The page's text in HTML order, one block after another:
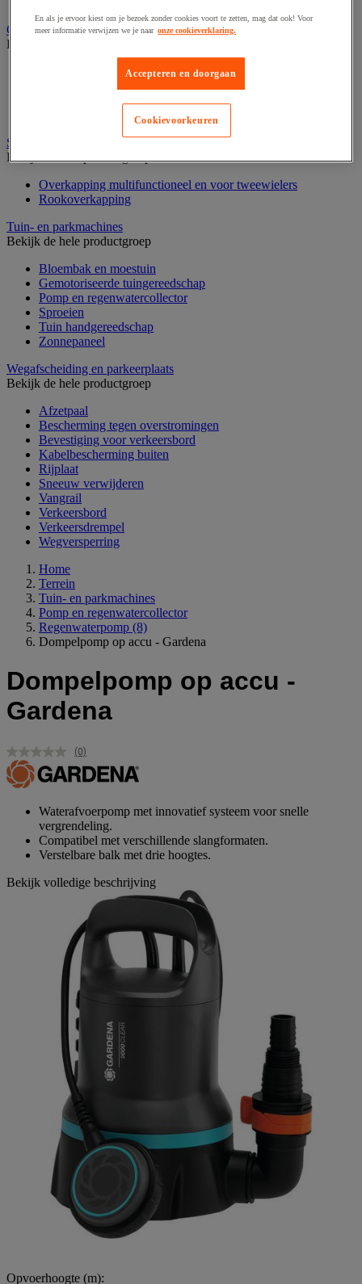
Gevelvlaggen
Bekijk de hele productgroep
Stedelijke overkapping
Bekijk de hele productgroep
Overkapping multifunctioneel en voor tweewielers
Rookoverkapping
Tuin- en parkmachines
Bekijk de hele productgroep
Bloembak en moestuin
Gemotoriseerde tuingereedschap
Pomp en regenwatercollector
Sproeien
Tuin handgereedschap
Zonnepaneel
Wegafscheiding en parkeerplaats
Bekijk de hele productgroep
Afzetpaal
Bescherming tegen overstromingen
Bevestiging voor verkeersbord
Kabelbescherming buiten
Rijplaat
Sneeuw verwijderen
Vangrail
Verkeersbord
Verkeersdrempel
Wegversperring
Home
Terrein
Tuin- en parkmachines
Pomp en regenwatercollector
Regenwaterpomp (8)
Dompelpomp op accu - Gardena
Dompelpomp op accu -
Gardena
Geen
scorewaarde.
Dezelfde
(0)
Waterafvoerpomp met innovatief systeem voor snelle
vergrendeling.
Compatibel met verschillende slangformaten.
Verstelbare balk met drie hoogtes.
Bekijk volledige beschrijving
Opvoerhoogte (m):
En als je ervoor kiest om je bezoek zonder cookies voort te zetten, mag dat ook! Voor
meer informatie verwijzen we je naar onze cookieverklaring.
Accepteren en doorgaan
Cookievoorkeuren